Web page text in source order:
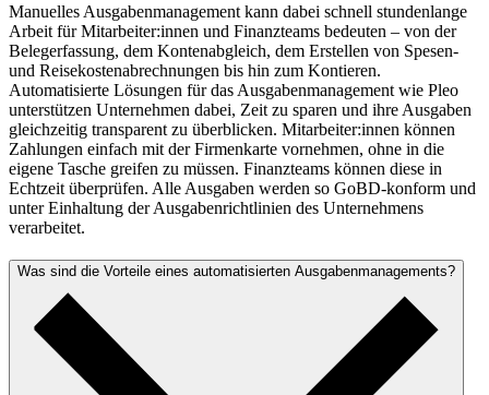
Manuelles Ausgabenmanagement kann dabei schnell stundenlange
Arbeit für Mitarbeiter:innen und Finanzteams bedeuten – von der
Belegerfassung, dem Kontenabgleich, dem Erstellen von Spesen-
und Reisekostenabrechnungen bis hin zum Kontieren.
Automatisierte Lösungen für das Ausgabenmanagement wie Pleo
unterstützen Unternehmen dabei, Zeit zu sparen und ihre Ausgaben
gleichzeitig transparent zu überblicken. Mitarbeiter:innen können
Zahlungen einfach mit der Firmenkarte vornehmen, ohne in die
eigene Tasche greifen zu müssen. Finanzteams können diese in
Echtzeit überprüfen. Alle Ausgaben werden so GoBD-konform und
unter Einhaltung der Ausgabenrichtlinien des Unternehmens
verarbeitet.
Was sind die Vorteile eines automatisierten Ausgabenmanagements?